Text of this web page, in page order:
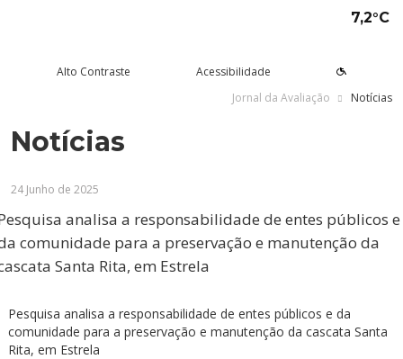
7,2°C
aqui
de ingresso
e bolsas
guiadas
Presencial
a Distância - EAD
MBA
Mantenedora
Virtual
e Inovação
da Inovação
- Inovates
e Projetos de
Abertos à Comunidade
e Lazer
Univates
Univates
de Carreiras
Alto Contraste
Acessibilidade
Jornal da Avaliação
Notícias
Notícias
24 Junho de 2025
analisa a responsabilidade de entes públicos e
comunidade para a preservação e manutenção da
Santa Rita, em Estrela
Pesquisa analisa a responsabilidade de entes públicos e da
comunidade para a preservação e manutenção da cascata Santa
Rita, em Estrela